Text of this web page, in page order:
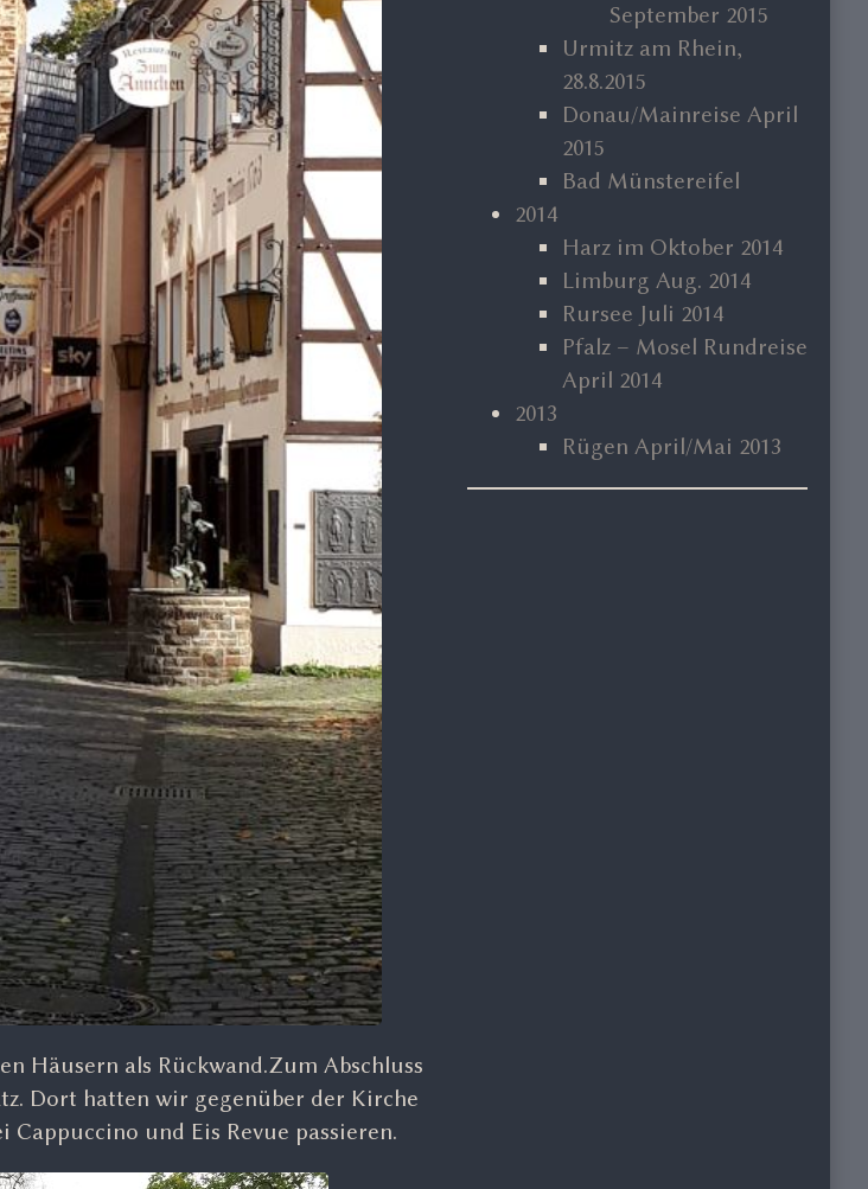
Häusern als Rückwand.Zum Abschluss
Dort hatten wir gegenüber der Kirche
und Eis Revue passieren.
September 2015
Urmitz am Rhein,
28.8.2015
Donau/Mainreise April
2015
Bad Münstereifel
2014
Harz im Oktober 2014
Limburg Aug. 2014
Rursee Juli 2014
Pfalz – Mosel Rundreise
April 2014
2013
Rügen April/Mai 2013